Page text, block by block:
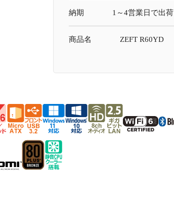
納期 1～4営業日で出荷
商品名 ZEFT R60YD